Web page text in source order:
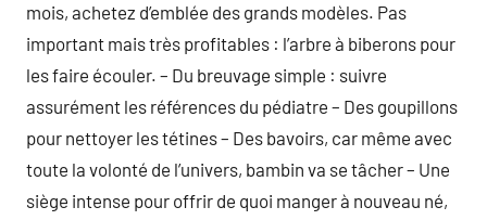
mois, achetez d’emblée des grands modèles. Pas
important mais très profitables : l’arbre à biberons pour
les faire écouler. – Du breuvage simple : suivre
assurément les références du pédiatre – Des goupillons
pour nettoyer les tétines – Des bavoirs, car même avec
toute la volonté de l’univers, bambin va se tâcher – Une
siège intense pour offrir de quoi manger à nouveau né,